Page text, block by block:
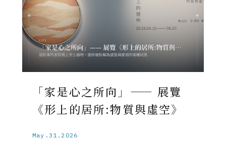
「家是心之所向」—— 展覽
《形上的居所:物質與虛空》
May.31.2026